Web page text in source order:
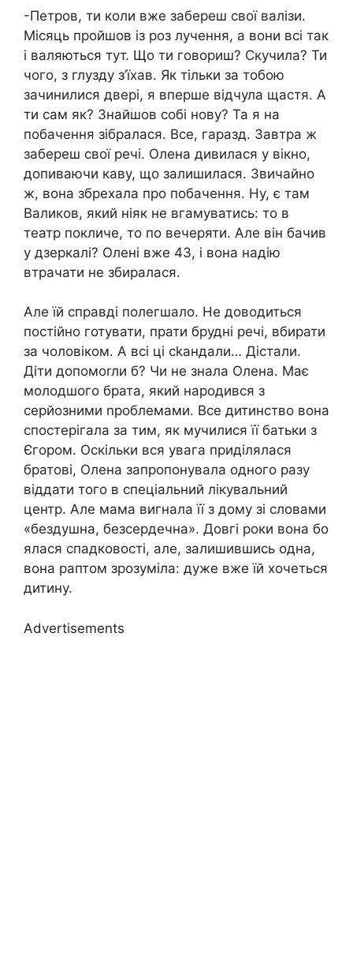
-Петров, ти коли вже забереш свої валізи.
Місяць пройшов із роз лучення, а вони всі так
і валяються тут. Що ти говориш? Скучила? Ти
чого, з глузду з’їхав. Як тільки за тобою
зачинилися двері, я вперше відчула щастя. А
ти сам як? Знайшов собі нову? Та я на
побачення зібралася. Все, гаразд. Завтра ж
забереш свої речі. Олена дивилася у вікно,
допиваючи каву, що залишилася. Звичайно
ж, вона збрехала про побачення. Ну, є там
Валиков, який ніяк не вгамуватись: то в
театр покличе, то по вечеряти. Але він бачив
у дзеркалі? Олені вже 43, і вона надію
втрачати не збиралася.
Але їй справді полегшало. Не доводиться
постійно готувати, прати брудні речі, вбирати
за чоловіком. А всі ці сkандали… Дістали.
Діти допомоrли б? Чи не знала Олена. Має
молодшого брата, який народився з
серйозними nроблемами. Все дитинство вона
спостерігала за тим, як мучилися її батьки з
Єгором. Оскільки вся увага приділялася
братові, Олена запропонувала одного разу
віддати того в спеціальний лікувальний
центр. Але мама вигнала її з дому зі словами
«бездушна, безсердечна». Довгі роки вона бо
ялася спадковості, але, залишившись одна,
вона раптом зрозуміла: дуже вже їй хочеться
дитину.
Advertisements